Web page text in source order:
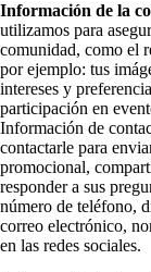
Información de la
utilizamos para
comunidad, como el
por ejemplo: tus
intereses y
participación en
Información de
contactarle para
promocional,
responder a sus
número de teléfono,
correo electrónico,
en las redes sociales.